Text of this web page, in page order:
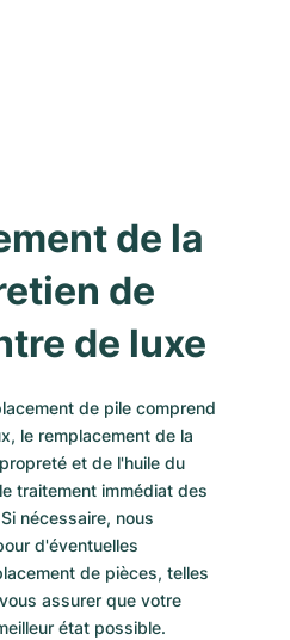
de la
de
de luxe
de pile comprend
le remplacement de la
et de l'huile du
traitement immédiat des
nécessaire, nous
d'éventuelles
de pièces, telles
assurer que votre
état possible.